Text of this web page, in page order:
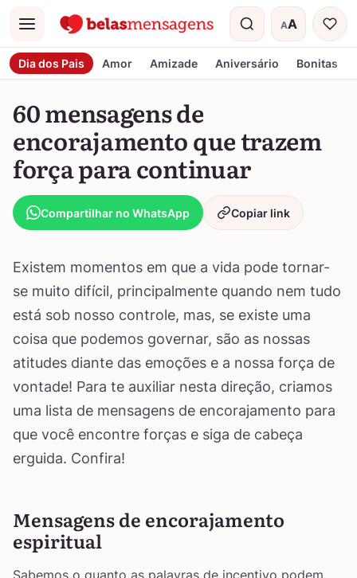
Menu AA
Tamanho do
Dia dos Pais Amor Amizade Aniversário Bonitas
60 mensagens de
encorajamento que trazem
força para continuar
Compartilhar no WhatsApp Copiar link
Existem momentos em que a vida pode tornar-
se muito difícil, principalmente quando nem tudo
está sob nosso controle, mas, se existe uma
coisa que podemos governar, são as nossas
atitudes diante das emoções e a nossa força de
vontade! Para te auxiliar nesta direção, criamos
uma lista de mensagens de encorajamento para
que você encontre forças e siga de cabeça
erguida. Confira!
Mensagens de encorajamento
espiritual
Sabemos o quanto as palavras de incentivo podem